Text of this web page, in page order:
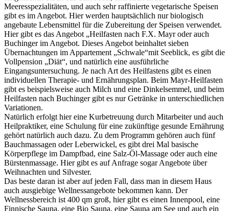
Meeresspezialitäten, und auch sehr raffinierte vegetarische Speisen
gibt es im Angebot. Hier werden hauptsächlich nur biologisch
angebaute Lebensmittel für die Zubereitung der Speisen verwendet.
Hier gibt es das Angebot „Heilfasten nach F.X. Mayr oder auch
Buchinger im Angebot. Dieses Angebot beinhaltet sieben
Übernachtungen im Appartement „Schwale“mit Seeblick, es gibt die
Vollpension „Diät“, und natürlich eine ausführliche
Eingangsuntersuchung. Je nach Art des Heilfastens gibt es einen
individuellen Therapie- und Ernährungsplan. Beim Mayr-Heilfasten
gibt es beispielsweise auch Milch und eine Dinkelsemmel, und beim
Heilfasten nach Buchinger gibt es nur Getränke in unterschiedlichen
Variationen.
Natürlich erfolgt hier eine Kurbetreuung durch Mitarbeiter und auch
Heilpraktiker, eine Schulung für eine zukünftige gesunde Ernährung
gehört natürlich auch dazu. Zu dem Programm gehören auch fünf
Bauchmassagen oder Leberwickel, es gibt drei Mal basische
Körperpflege im Dampfbad, eine Salz-Öl-Massage oder auch eine
Bürstenmassage. Hier gibt es auf Anfrage sogar Angebote über
Weihnachten und Silvester.
Das beste daran ist aber auf jeden Fall, dass man in diesem Haus
auch ausgiebige Wellnessangebote bekommen kann. Der
Wellnessbereich ist 400 qm groß, hier gibt es einen Innenpool, eine
Finnische Sauna, eine Bio Sauna, eine Sauna am See und auch ein